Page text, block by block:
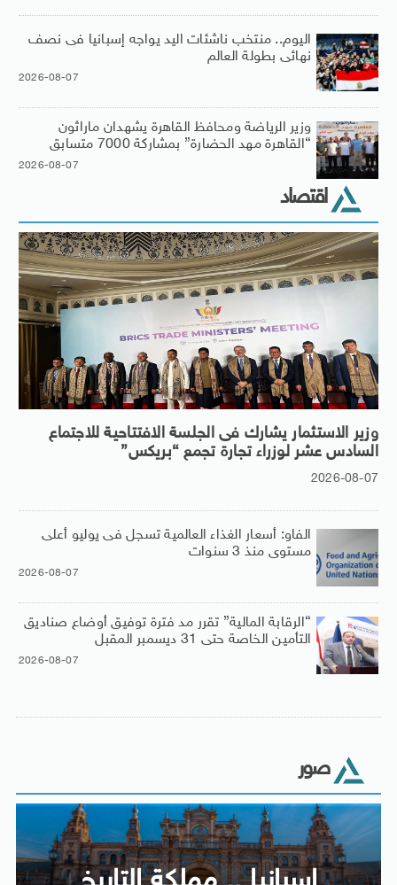
اليوم.. منتخب ناشئات اليد يواجه إسبانيا فى نصف
نهائى بطولة العالم
2026-08-07
وزير الرياضة ومحافظ القاهرة يشهدان ماراثون
“القاهرة مهد الحضارة” بمشاركة 7000 متسابق
2026-08-07
اقتصاد
وزير الاستثمار يشارك فى الجلسة الافتتاحية للاجتماع
السادس عشر لوزراء تجارة تجمع “بريكس”
2026-08-07
الفاو: أسعار الغذاء العالمية تسجل فى يوليو أعلى
مستوى منذ 3 سنوات
2026-08-07
“الرقابة المالية” تقرر مد فترة توفيق أوضاع صناديق
التأمين الخاصة حتى 31 ديسمبر المقبل
2026-08-07
صور